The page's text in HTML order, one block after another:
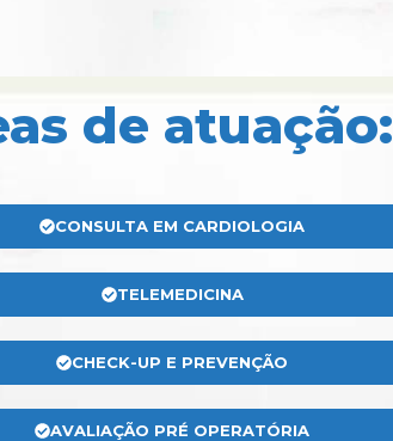
de atuação:
CONSULTA EM CARDIOLOGIA
TELEMEDICINA
CHECK-UP E PREVENÇÃO
AVALIAÇÃO PRÉ OPERATÓRIA